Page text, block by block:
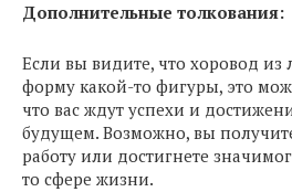
Дополнительные толкования:
Если вы видите, что хоровод из
форму какой-то фигуры, это
что вас ждут успехи и
будущем. Возможно, вы
работу или достигнете
то сфере жизни.